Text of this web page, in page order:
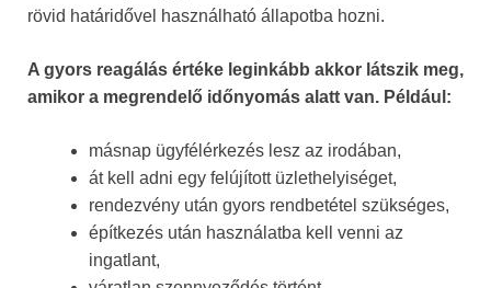
rövid határidővel használható állapotba hozni.
A gyors reagálás értéke leginkább akkor látszik meg,
amikor a megrendelő időnyomás alatt van. Például:
másnap ügyfélérkezés lesz az irodában,
át kell adni egy felújított üzlethelyiséget,
rendezvény után gyors rendbetétel szükséges,
építkezés után használatba kell venni az
ingatlant,